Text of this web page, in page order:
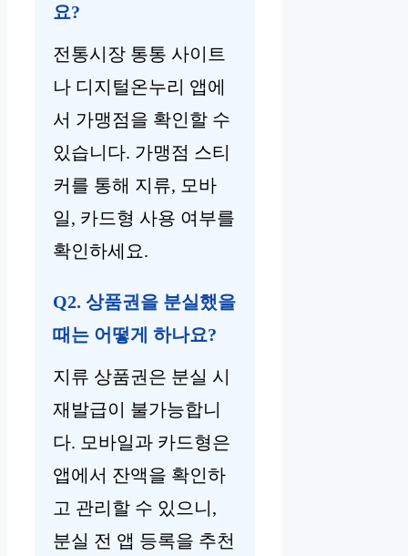
요?
전통시장 통통 사이트
나 디지털온누리 앱에
서 가맹점을 확인할 수
있습니다. 가맹점 스티
커를 통해 지류, 모바
일, 카드형 사용 여부를
확인하세요.
Q2. 상품권을 분실했을
때는 어떻게 하나요?
지류 상품권은 분실 시
재발급이 불가능합니
다. 모바일과 카드형은
앱에서 잔액을 확인하
고 관리할 수 있으니,
분실 전 앱 등록을 추천